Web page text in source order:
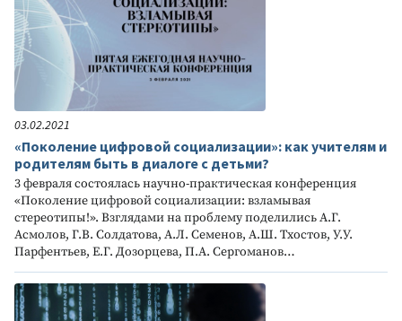
03.02.2021
«Поколение цифровой социализации»: как учителям и
родителям быть в диалоге с детьми?
3 февраля состоялась научно-практическая конференция
«Поколение цифровой социализации: взламывая
стереотипы!». Взглядами на проблему поделились А.Г.
Асмолов, Г.В. Солдатова, А.Л. Семенов, А.Ш. Тхостов, У.У.
Парфентьев, Е.Г. Дозорцева, П.А. Сергоманов…